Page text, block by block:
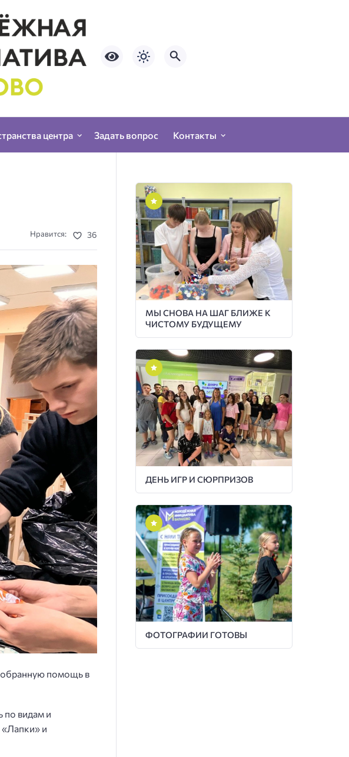
центра Задать вопрос Контакты
Нравится: 36
помощь в
по видам и
и
МЫ СНОВА НА ШАГ БЛИЖЕ К
ЧИСТОМУ БУДУЩЕМУ
ДЕНЬ ИГР И СЮРПРИЗОВ
ФОТОГРАФИИ ГОТОВЫ